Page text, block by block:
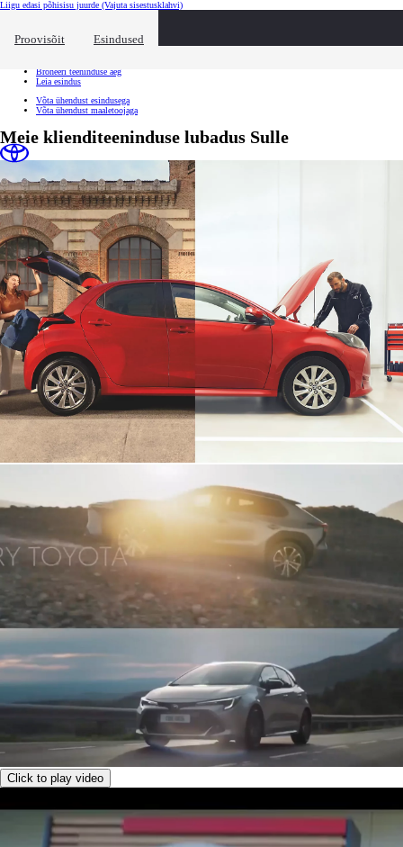
Liigu edasi põhisisu juurde (Vajuta sisestusklahvi)
Proovisõit Esindused
Kiirtee Klõpsa kiirtee ülekatte sulgemiseks
Broneeri teeninduse aeg
Leia esindus
Võta ühendust esindusega
Võta ühendust maaletoojaga
Meie klienditeeninduse lubadus Sulle
Click to play video